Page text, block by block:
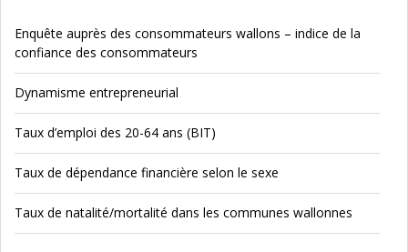
Enquête auprès des consommateurs wallons – indice de la
confiance des consommateurs
Dynamisme entrepreneurial
Taux d’emploi des 20-64 ans (BIT)
Taux de dépendance financière selon le sexe
Taux de natalité/mortalité dans les communes wallonnes